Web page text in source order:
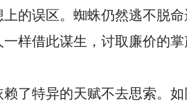
的误区。蜘蛛仍然逃不脱命
样借此谋生，讨取廉价的
了特异的天赋不去思索。